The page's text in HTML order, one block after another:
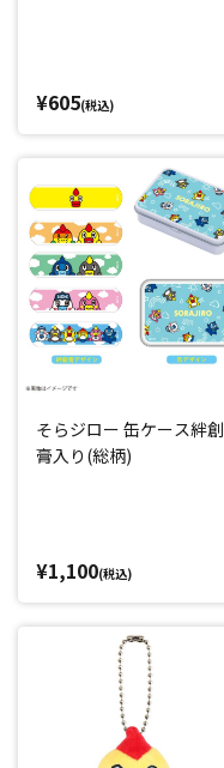
¥605(税込)
そらジロー 缶ケース絆創
膏入り(総柄)
¥1,100(税込)